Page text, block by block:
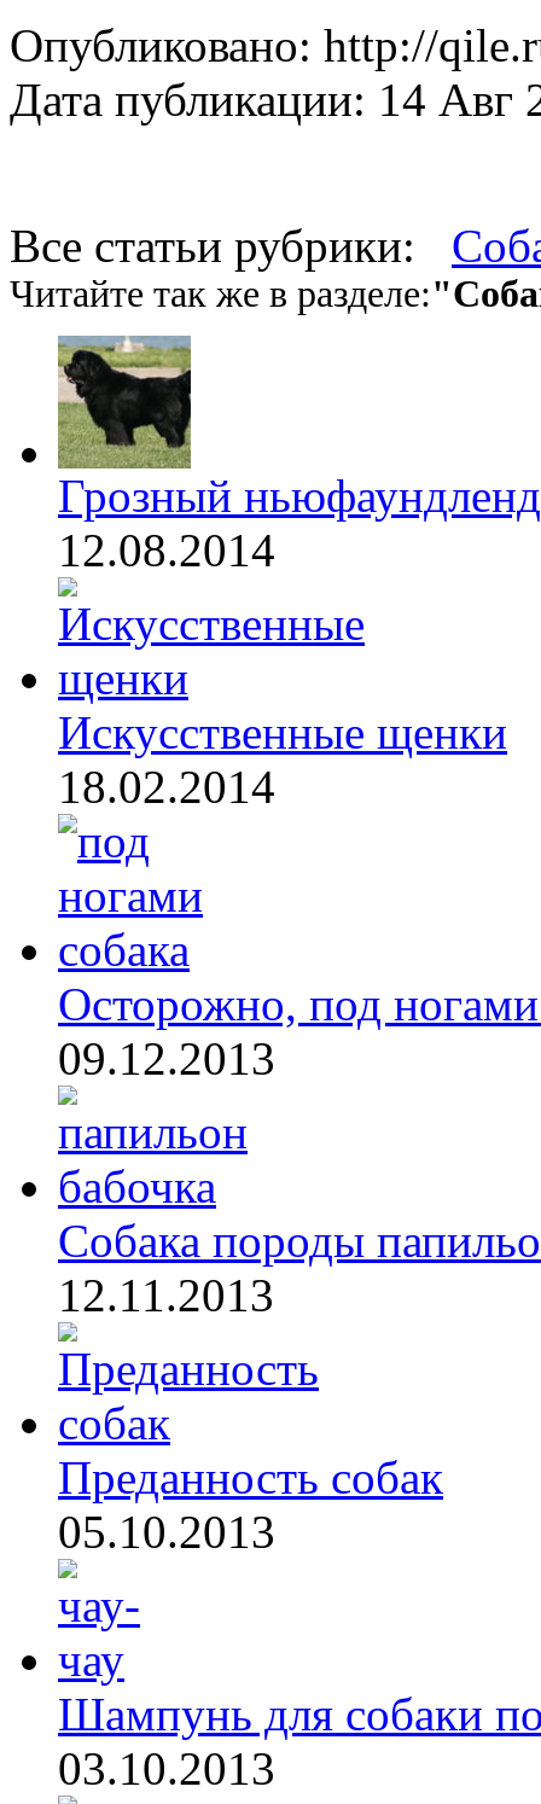
Опубликовано: http://
Дата публикации: 14 Авг
Все статьи рубрики:
Читайте так же в разделе:
Грозный ньюфаундленд
12.08.2014
Искусственные щенки
18.02.2014
Осторожно, под
09.12.2013
Собака породы
12.11.2013
Преданность собак
05.10.2013
Шампунь для собаки
03.10.2013